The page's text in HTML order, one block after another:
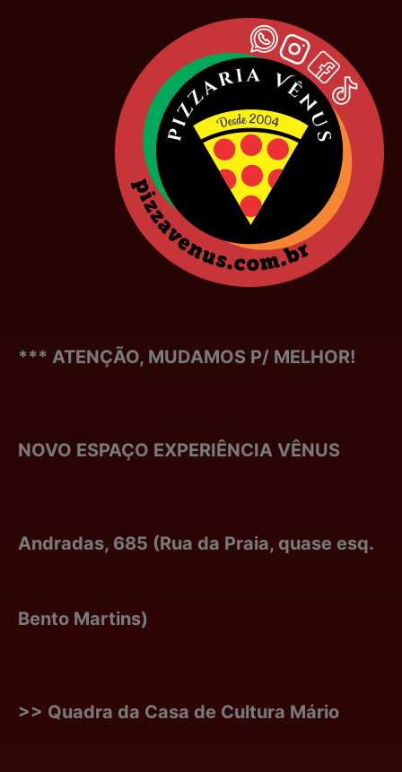
*** ATENÇÃO, MUDAMOS P/ MELHOR!
NOVO ESPAÇO EXPERIÊNCIA VÊNUS
Andradas, 685 (Rua da Praia, quase esq.
Bento Martins)
>> Quadra da Casa de Cultura Mário